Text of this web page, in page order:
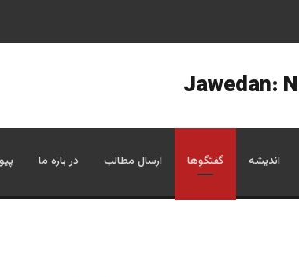
اندیشه گفتگوها ارسال مطالب در باره ما